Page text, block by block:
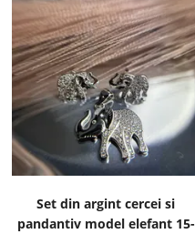
Set din argint cercei si
pandantiv model elefant 15-